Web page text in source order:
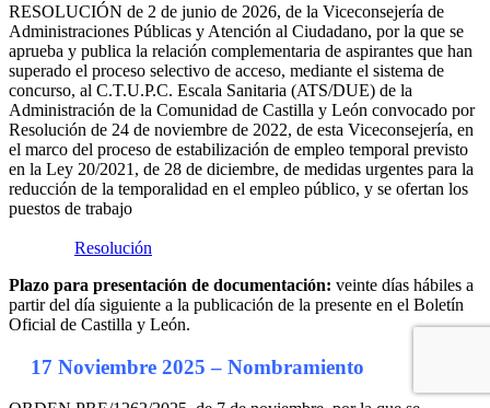
RESOLUCIÓN de 2 de junio de 2026, de la Viceconsejería de
Administraciones Públicas y Atención al Ciudadano, por la que se
aprueba y publica la relación complementaria de aspirantes que han
superado el proceso selectivo de acceso, mediante el sistema de
concurso, al C.T.U.P.C. Escala Sanitaria (ATS/DUE) de la
Administración de la Comunidad de Castilla y León convocado por
Resolución de 24 de noviembre de 2022, de esta Viceconsejería, en
el marco del proceso de estabilización de empleo temporal previsto
en la Ley 20/2021, de 28 de diciembre, de medidas urgentes para la
reducción de la temporalidad en el empleo público, y se ofertan los
puestos de trabajo
Resolución
Plazo para presentación de documentación: veinte días hábiles a
partir del día siguiente a la publicación de la presente en el Boletín
Oficial de Castilla y León.
17 Noviembre 2025 – Nombramiento